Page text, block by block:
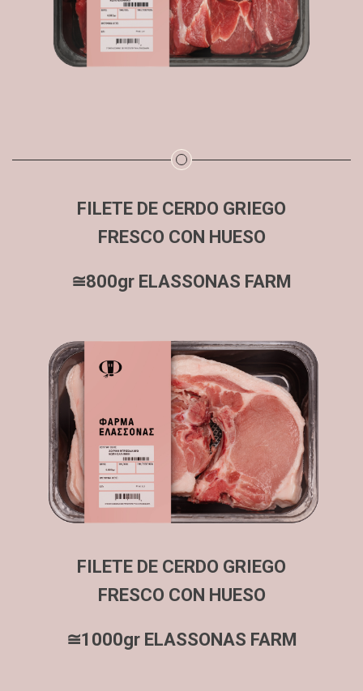
FILETE DE CERDO GRIEGO
FRESCO CON HUESO
≅800gr ELASSONAS FARM
FILETE DE CERDO GRIEGO
FRESCO CON HUESO
≅1000gr ELASSONAS FARM